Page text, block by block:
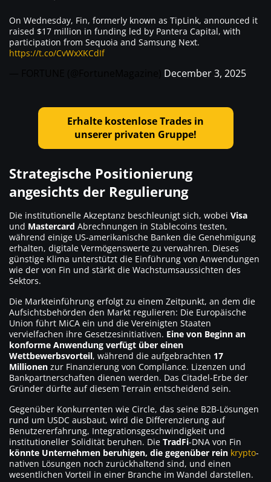
On Wednesday, Fin, formerly known as TipLink, announced it
raised $17 million in funding led by Pantera Capital, with
participation from Sequoia and Samsung Next.
https://t.co/CvWxXKCdIf
December 3, 2025
Erhalte kostenlose Trades in
unserer privaten Gruppe!
Strategische Positionierung
angesichts der Regulierung
Die institutionelle Akzeptanz beschleunigt sich, wobei Visa
und Mastercard Abrechnungen in Stablecoins testen,
während einige US-amerikanische Banken die Genehmigung
erhalten, digitale Vermögenswerte zu verwahren. Dieses
günstige Klima unterstützt die Einführung von Anwendungen
wie der von Fin und stärkt die Wachstumsaussichten des
Sektors.
Die Markteinführung erfolgt zu einem Zeitpunkt, an dem die
Aufsichtsbehörden den Markt regulieren: Die Europäische
Union führt MiCA ein und die Vereinigten Staaten
vervielfachen ihre Gesetzesinitiativen. Eine von Beginn an
konforme Anwendung verfügt über einen
Wettbewerbsvorteil, während die aufgebrachten 17
Millionen zur Finanzierung von Compliance. Lizenzen und
Bankpartnerschaften dienen werden. Das Citadel-Erbe der
Gründer dürfte auf diesem Terrain entscheidend sein.
Gegenüber Konkurrenten wie Circle, das seine B2B-Lösungen
rund um USDC ausbaut, wird die Differenzierung auf
Benutzererfahrung, Integrationsgeschwindigkeit und
institutioneller Solidität beruhen. Die TradFi-DNA von Fin
könnte Unternehmen beruhigen, die gegenüber rein krypto-
nativen Lösungen noch zurückhaltend sind, und einen
wesentlichen Vorteil in einer Branche im Wandel darstellen.